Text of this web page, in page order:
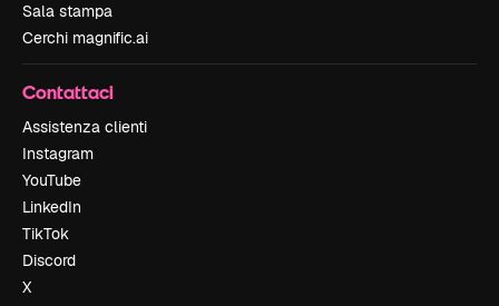
Sala stampa
Cerchi magnific.ai
Contattaci
Assistenza clienti
Instagram
YouTube
LinkedIn
TikTok
Discord
X